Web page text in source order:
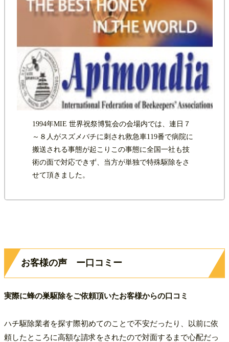
1994年MIE 世界祝祭博覧会の会場内では、連日７
～８人がスズメバチに刺され救急車119番で病院に
搬送される事態が起こりこの事態に全国一社も技
術の面で対応できず、当方が単独で特殊駆除をさ
せて頂きました。
お客様の声 ー口コミー
実際に蜂の巣駆除をご依頼頂いたお客様からの口コミ
ハチ駆除業者を探す際初めてのことで不安だったり、以前に依
頼したところに高額な請求をされたので対面するまで心配だっ